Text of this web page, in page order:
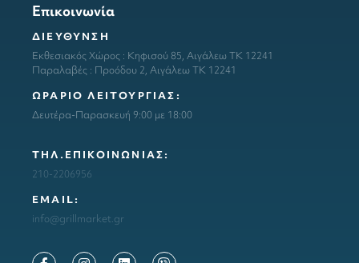
Επικοινωνία
ΔΙΕΥΘΥΝΣΗ
Εκθεσιακός Χώρος : Κηφισού 85, Αιγάλεω ΤΚ 12241
Παραλαβές : Προόδου 2, Αιγάλεω ΤΚ 12241
ΩΡΑΡΙΟ ΛΕΙΤΟΥΡΓΙΑΣ:
Δευτέρα-Παρασκευή 9:00 με 18:00
ΤΗΛ.ΕΠΙΚΟΙΝΩΝΙΑΣ:
210-2206956
ΕΜΑΙL:
info@grillmarket.gr